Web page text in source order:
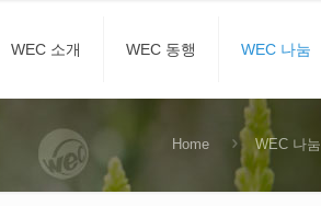
WEC 소개 WEC 동행 WEC 나눔
Home WEC 나눔